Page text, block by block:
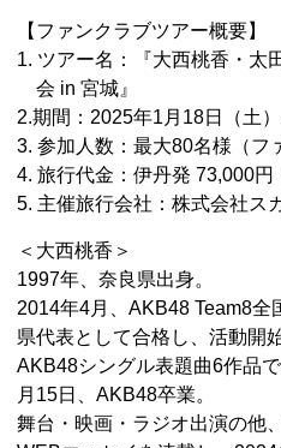
【ファンクラブツアー概要】
1. ツアー名：『大西桃香・太
会 in 宮城』
2.期間：2025年1月18日（土
3. 参加人数：最大80名様（フ
4. 旅行代金：伊丹発 73,000円
5. 主催旅行会社：株式会社ス
＜大西桃香＞
1997年、奈良県出身。
2014年4月、AKB48 Team8全
県代表として合格し、活動開始
AKB48シングル表題曲6作品
月15日、AKB48卒業。
舞台・映画・ラジオ出演の他